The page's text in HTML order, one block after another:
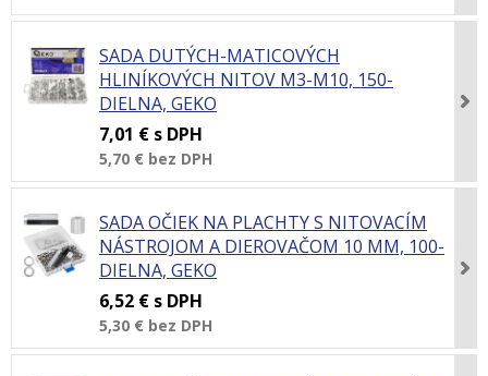
SADA DUTÝCH-MATICOVÝCH
HLINÍKOVÝCH NITOV M3-M10, 150-
DIELNA, GEKO
7,01 € s DPH
5,70 € bez DPH
SADA OČIEK NA PLACHTY S NITOVACÍM
NÁSTROJOM A DIEROVAČOM 10 MM, 100-
DIELNA, GEKO
6,52 € s DPH
5,30 € bez DPH